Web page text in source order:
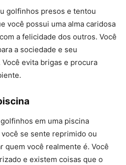
golfinhos presos e tentou
você possui uma alma caridosa
a felicidade dos outros. Você
a sociedade e seu
evita brigas e procura
em uma piscina
se sente reprimido ou
quem você realmente é. Você
e existem coisas que o